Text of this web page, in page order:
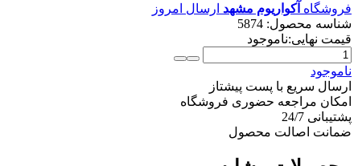
فروشگاه آکواریوم مشهد ارسال امروز
شناسه محصول: 5874
قیمت نهایی:ناموجود
غذای
ماهی
گوپی
Guppy
Fish
Granulat
ناموجود
ارسال سریع با پست پیشتاز
امکان مراجعه حضوری فروشگاه
پشتیبانی 24/7
ضمانت اصالت محصول